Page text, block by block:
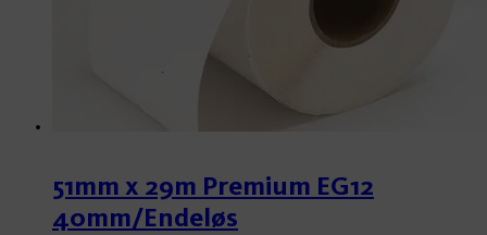
51mm x 29m Premium EG12
40mm/Endeløs